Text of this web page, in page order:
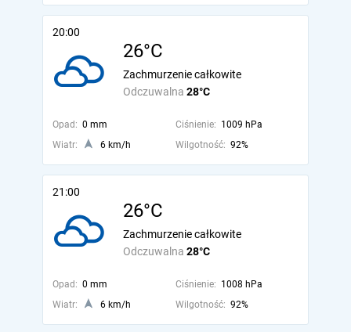
20:00
26°C
Odczuwalna 28°C
Zachmurzenie całkowite
Opad: 0 mm Ciśnienie: 1009 hPa
Wiatr:
6 km/h Wilgotność: 92%
21:00
26°C
Odczuwalna 28°C
Zachmurzenie całkowite
Opad: 0 mm Ciśnienie: 1008 hPa
Wiatr:
6 km/h Wilgotność: 92%